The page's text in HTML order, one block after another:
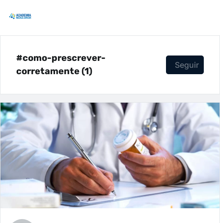
#como-prescrever-
corretamente (1)
Seguir